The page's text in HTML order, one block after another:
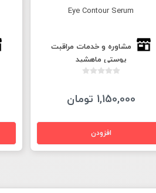
Eye Contour Serum
مشاوره و خدمات مراقبت
پوستی ماهشید
1,150,000 تومان